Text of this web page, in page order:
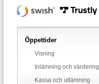
Öppettider
Visning
Inlämning och värdering
Kassa och utlämning